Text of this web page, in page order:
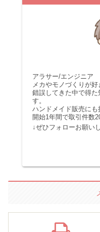
アラサー/エンジニア
メカやモノづくりが
錯誤してきた中で得た
す。
ハンドメイド販売にも
開始1年間で取引件数
↓ぜひフォローお願い